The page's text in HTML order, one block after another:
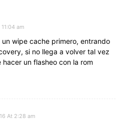
am
un wipe cache primero, entrando
si no llega a volver tal vez
hacer un flasheo con la rom
At 2:28 am